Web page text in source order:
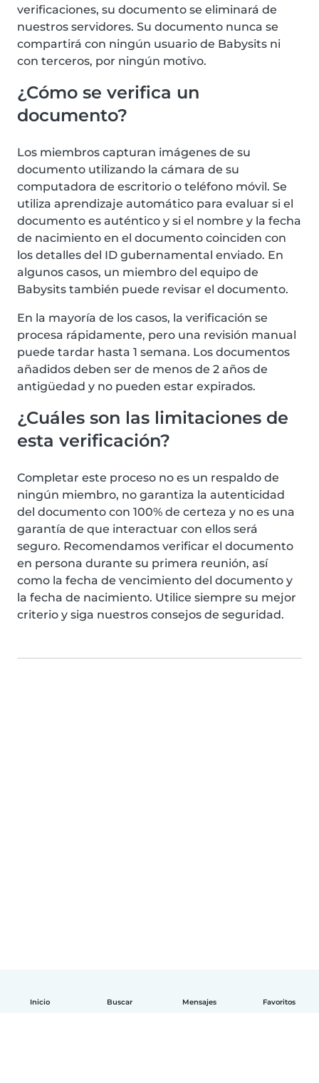
Inicio Buscar Mensajes Favoritos
verificaciones, su documento se eliminará de
nuestros servidores. Su documento nunca se
compartirá con ningún usuario de Babysits ni
con terceros, por ningún motivo.
¿Cómo se verifica un
documento?
Los miembros capturan imágenes de su
documento utilizando la cámara de su
computadora de escritorio o teléfono móvil. Se
utiliza aprendizaje automático para evaluar si el
documento es auténtico y si el nombre y la fecha
de nacimiento en el documento coinciden con
los detalles del ID gubernamental enviado. En
algunos casos, un miembro del equipo de
Babysits también puede revisar el documento.
En la mayoría de los casos, la verificación se
procesa rápidamente, pero una revisión manual
puede tardar hasta 1 semana. Los documentos
añadidos deben ser de menos de 2 años de
antigüedad y no pueden estar expirados.
¿Cuáles son las limitaciones de
esta verificación?
Completar este proceso no es un respaldo de
ningún miembro, no garantiza la autenticidad
del documento con 100% de certeza y no es una
garantía de que interactuar con ellos será
seguro. Recomendamos verificar el documento
en persona durante su primera reunión, así
como la fecha de vencimiento del documento y
la fecha de nacimiento. Utilice siempre su mejor
criterio y siga nuestros consejos de seguridad.